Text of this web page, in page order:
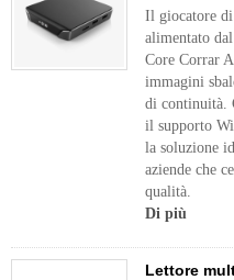
Il giocatore
alimentato
Core Corrar
immagini
di continuità.
il supporto
la soluzione
aziende che
qualità.
Di più
Lettore